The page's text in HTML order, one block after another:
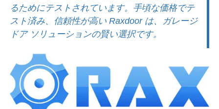
るためにテストされています。手頃な価格でテ
スト済み、信頼性が高い Raxdoor は、ガレージ
ドア ソリューションの賢い選択です。